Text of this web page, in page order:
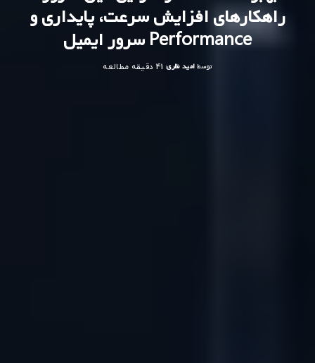
راهکارهای افزایش سرعت، پایداری و
Performance سرور ایمیل
ارسال
توسط امید نظری 41 دقیقه مطالعه